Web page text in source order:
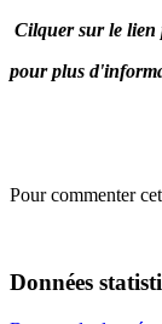
pour plus
Pour commenter
Données